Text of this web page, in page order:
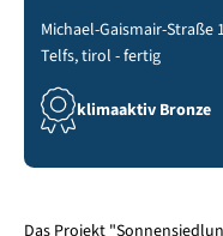
Michael-Gaismair-Straße
Telfs, tirol - fertig
klimaaktiv Bronze
Das Projekt